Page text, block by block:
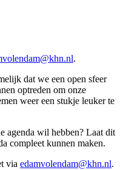
.
dat we een open sfeer
optreden om onze
weer een stukje leuker te
agenda wil hebben? Laat dit
compleet kunnen maken.
via edamvolendam@khn.nl.